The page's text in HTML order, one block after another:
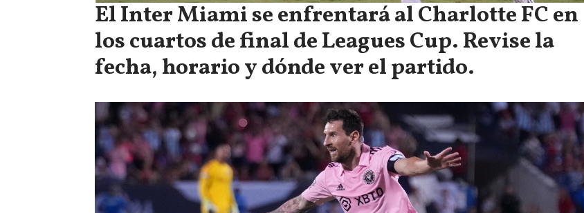
El Inter Miami se enfrentará al Charlotte FC en
los cuartos de final de Leagues Cup. Revise la
fecha, horario y dónde ver el partido.